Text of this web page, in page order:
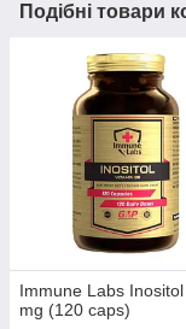
Подібні товари
Immune Labs
mg (120 caps)